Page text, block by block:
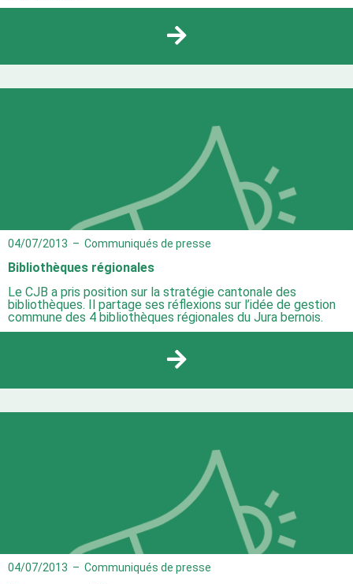
04/07/2013 – Communiqués de presse
Bibliothèques régionales
Le CJB a pris position sur la stratégie cantonale des
bibliothèques. Il partage ses réflexions sur l’idée de gestion
commune des 4 bibliothèques régionales du Jura bernois.
04/07/2013 – Communiqués de presse